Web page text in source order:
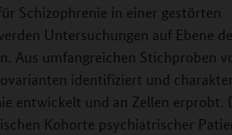
Schizophrenie in einer gestörten
Untersuchungen auf Ebene
Aus umfangreichen Stichproben
identifiziert und
entwickelt und an Zellen erprobt.
Kohorte psychiatrischer